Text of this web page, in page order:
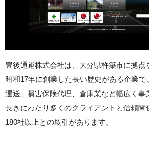
豊後通運株式会社は、大分県杵築市に拠点
昭和17年に創業した長い歴史がある企業
運送、損害保険代理、倉庫業など幅広く事
長きにわたり多くのクライアントと信頼関
180社以上との取引があります。